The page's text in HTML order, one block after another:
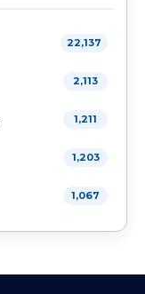
22,137
2,113
1,211
1,203
1,067